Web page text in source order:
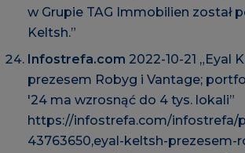
w Grupie TAG Immobilien został
Keltsh.”
Infostrefa.com 2022-10-21 „Eyal
prezesem Robyg i Vantage;
'24 ma wzrosnąć do 4 tys. lokali”
https://infostrefa.com/infostrefa/
43763650,eyal-keltsh-prezesem-